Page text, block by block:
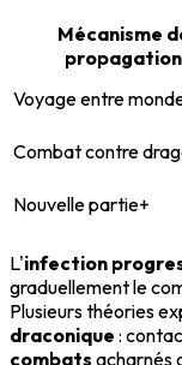
Mécanisme
propagation
Voyage entre
Combat contre
Nouvelle partie+
L'infection
graduellement le
Plusieurs théories
draconique :
combats acharnés